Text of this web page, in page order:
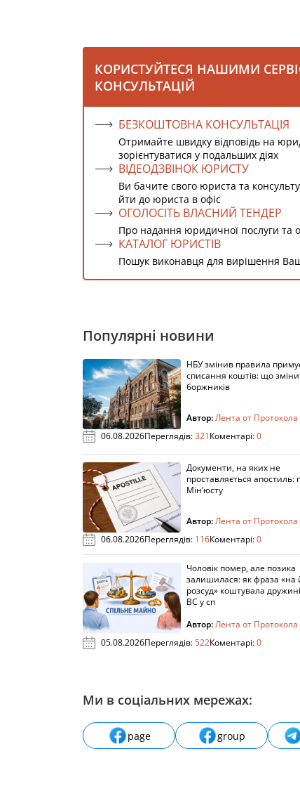
КОРИСТУЙТЕСЯ НАШИМИ
КОНСУЛЬТАЦІЙ
БЕЗКОШТОВНА КОНСУЛЬТАЦІЯ
Отримайте швидку відповідь на
зорієнтуватися у подальших діях
ВІДЕОДЗВІНОК ЮРИСТУ
Ви бачите свого юриста та
йти до юриста в офіс
ОГОЛОСІТЬ ВЛАСНИЙ ТЕНДЕР
Про надання юридичної послуги та
КАТАЛОГ ЮРИСТІВ
Пошук виконавця для вирішення
Популярні новини
НБУ змінив правила
списання коштів: що
боржників
Автор:Лента от Протокола
06.08.2026Переглядів:321Коментарі:0
Документи, на яких не
проставляється апостиль:
Мін’юсту
Автор:Лента от Протокола
06.08.2026Переглядів: 116Коментарі:0
Чоловік помер, але позика
залишилася: як фраза «на
розсуд» коштувала
ВС у сп
Автор:Лента от Протокола
05.08.2026Переглядів:522Коментарі:0
Ми в соціальних мережах:
page group